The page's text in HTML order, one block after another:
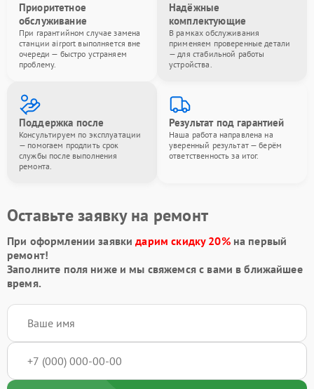
Приоритетное
обслуживание
При гарантийном случае замена
станции airport выполняется вне
очереди — быстро устраняем
проблему.
Надёжные
комплектующие
В рамках обслуживания
применяем проверенные детали
— для стабильной работы
устройства.
Поддержка после
Консультируем по эксплуатации
— помогаем продлить срок
службы после выполнения
ремонта.
Результат под гарантией
Наша работа направлена на
уверенный результат — берём
ответственность за итог.
Оставьте заявку на ремонт
При оформлении заявкидарим скидку 20%на первый
ремонт!
Заполните поля ниже и мы свяжемся с вами в ближайшее
время.